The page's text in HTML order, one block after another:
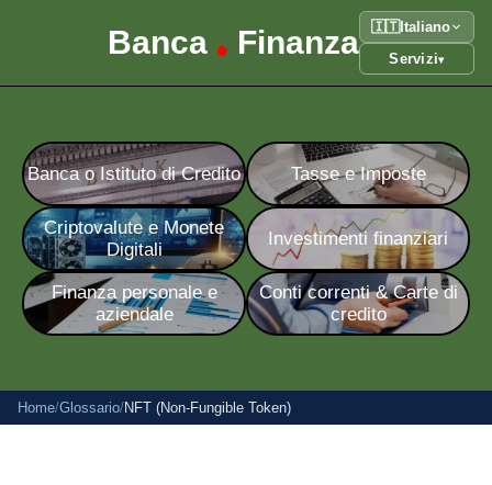
Banca • Finanza 🇮🇹 Italiano
Servizi▾
Banca o Istituto di Credito Tasse e Imposte
Criptovalute e Monete
Digitali
Investimenti finanziari
Finanza personale e
aziendale
Conti correnti & Carte di
credito
Home/Glossario/NFT (Non-Fungible Token)